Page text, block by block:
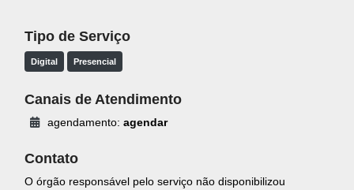
Tipo de Serviço
Digital Presencial
Canais de Atendimento
agendamento: agendar
Contato
O órgão responsável pelo serviço não disponibilizou